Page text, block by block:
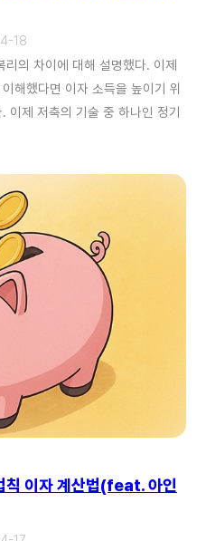
18
의 차이에 대해 설명했다. 이제
해했다면 이자 소득을 높이기 위
이제 저축의 기술 중 하나인 정기
칙 이자 계산법(feat. 아인